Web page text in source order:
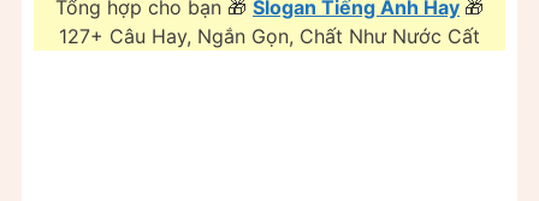
Tổng hợp cho bạn 🎁 Slogan Tiếng Anh Hay 🎁
127+ Câu Hay, Ngắn Gọn, Chất Như Nước Cất